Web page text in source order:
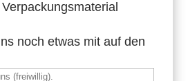
Verpackungsmaterial
noch etwas mit auf den